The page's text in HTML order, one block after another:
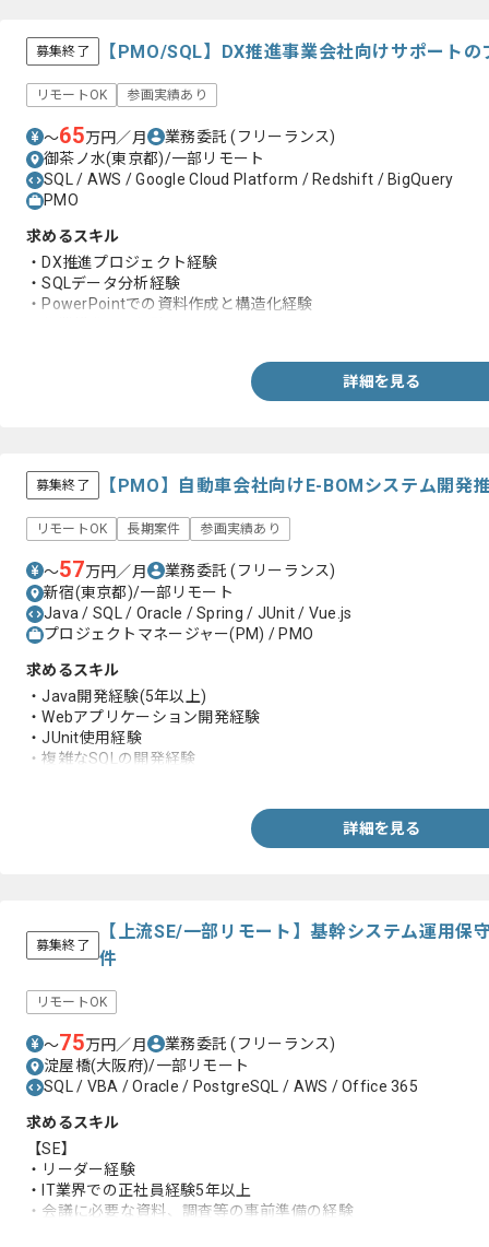
募集終了 【PMO/SQL】DX推進事業会社向けサポート
リモートOK 参画実績あり
〜65万円／月 業務委託(フリーランス)
御茶ノ水(東京都)/一部リモート
SQL / AWS / Google Cloud Platform / Redshift / BigQuery
PMO
求めるスキル
・DX推進プロジェクト経験
・SQLデータ分析経験
・PowerPointでの資料作成と構造化経験
詳細を見る
募集終了 【PMO】自動車会社向けE-BOMシステム開発
リモートOK 長期案件 参画実績あり
〜57万円／月 業務委託(フリーランス)
新宿(東京都)/一部リモート
Java / SQL / Oracle / Spring / JUnit / Vue.js
プロジェクトマネージャー(PM) / PMO
求めるスキル
・Java開発経験(5年以上)
・Webアプリケーション開発経験
・JUnit使用経験
・複雑なSQLの開発経験
詳細を見る
募集終了
【上流SE/一部リモート】基幹システム運用保
件
リモートOK
〜75万円／月 業務委託(フリーランス)
淀屋橋(大阪府)/一部リモート
SQL / VBA / Oracle / PostgreSQL / AWS / Office 365
求めるスキル
【SE】
・リーダー経験
・IT業界での正社員経験5年以上
・会議に必要な資料、調査等の事前準備の経験